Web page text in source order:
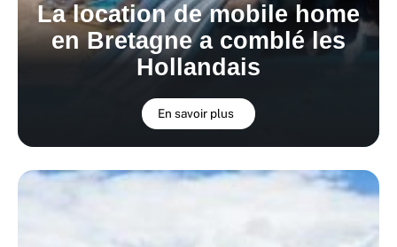
La location de mobile home
en Bretagne a comblé les
Hollandais
En savoir plus